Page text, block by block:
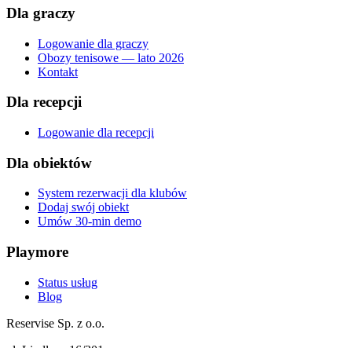
Dla graczy
Logowanie dla graczy
Obozy tenisowe — lato 2026
Kontakt
Dla recepcji
Logowanie dla recepcji
Dla obiektów
System rezerwacji dla klubów
Dodaj swój obiekt
Umów 30-min demo
Playmore
Status usług
Blog
Reservise Sp. z o.o.